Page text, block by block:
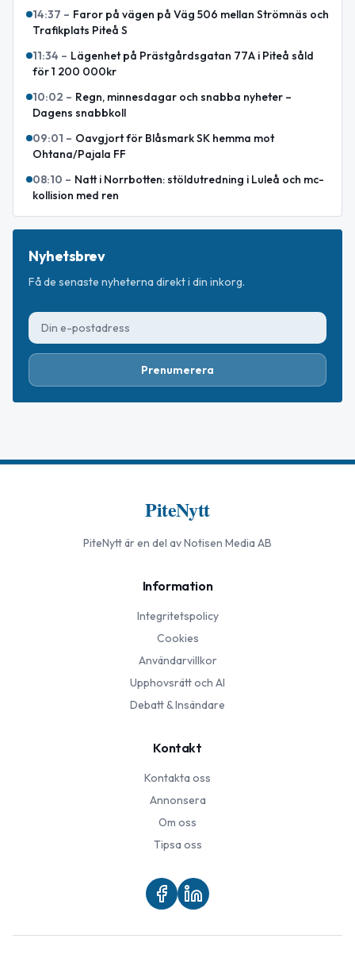
14:37 – Faror på vägen på Väg 506 mellan Strömnäs och
Trafikplats Piteå S
11:34 – Lägenhet på Prästgårdsgatan 77A i Piteå såld
för 1 200 000kr
10:02 – Regn, minnesdagar och snabba nyheter –
Dagens snabbkoll
09:01 – Oavgjort för Blåsmark SK hemma mot
Ohtana/Pajala FF
08:10 – Natt i Norrbotten: stöldutredning i Luleå och mc-
kollision med ren
Nyhetsbrev
Få de senaste nyheterna direkt i din inkorg.
Prenumerera
PiteNytt
PiteNyttär en del av Notisen Media AB
Information
Integritetspolicy
Cookies
Användarvillkor
Upphovsrätt och AI
Debatt & Insändare
Kontakt
Kontakta oss
Annonsera
Om oss
Tipsa oss